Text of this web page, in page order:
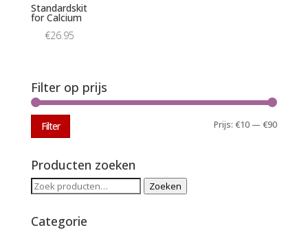
Standardskit
for Calcium
€26.95
Filter op prijs
Min.
Max.
Filter Prijs:€10 —€90
Producten zoeken
Zoeken
Zoeken
Categorie